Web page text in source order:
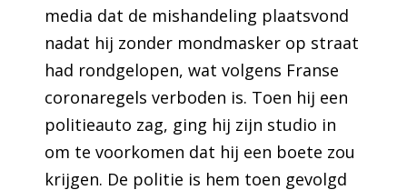
media dat de mishandeling plaatsvond
nadat hij zonder mondmasker op straat
had rondgelopen, wat volgens Franse
coronaregels verboden is. Toen hij een
politieauto zag, ging hij zijn studio in
om te voorkomen dat hij een boete zou
krijgen. De politie is hem toen gevolgd